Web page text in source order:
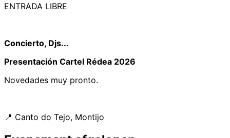
ENTRADA LIBRE
Concierto, Djs...
Presentación Cartel Rédea 2026
Novedades muy pronto.
📍 Canto do Tejo, Montijo